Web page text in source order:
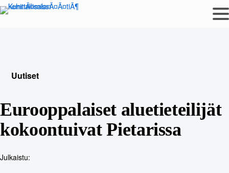
Siirry
sisältöön
Uutiset
Eurooppalaiset aluetieteilijät
kokoontuivat Pietarissa
Julkaistu: